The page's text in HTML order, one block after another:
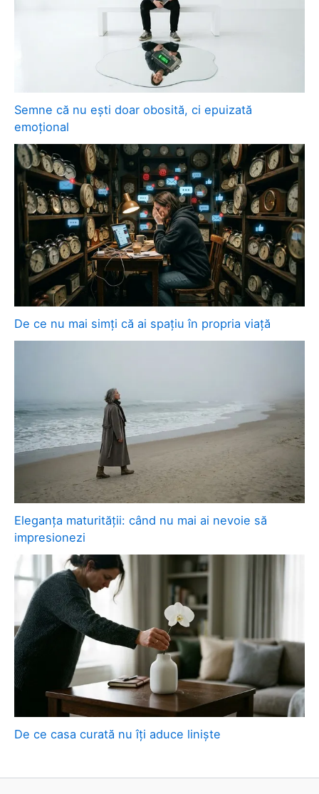
Semne că nu ești doar obosită, ci epuizată
emoțional
De ce nu mai simți că ai spațiu în propria viață
Eleganța maturității: când nu mai ai nevoie să
impresionezi
De ce casa curată nu îți aduce liniște